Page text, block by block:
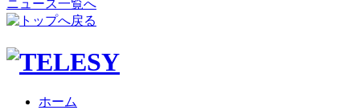
ニュース一覧へ
ホーム